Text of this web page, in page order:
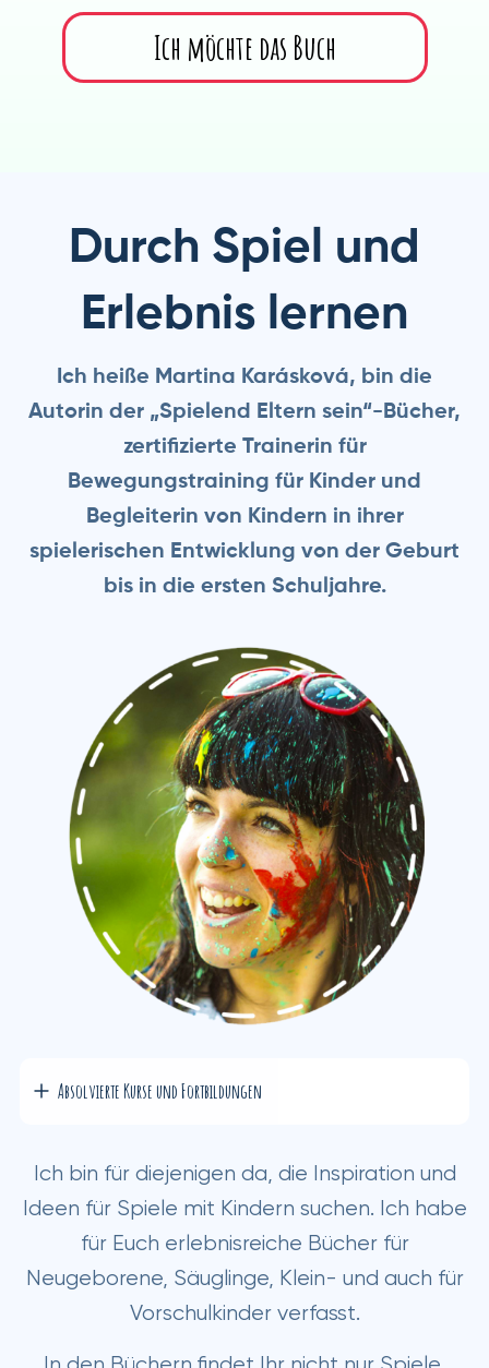
Ich möchte das Buch
Durch Spiel und
Erlebnis lernen
Ich heiße Martina Karásková, bin die
Autorin der „Spielend Eltern sein“-Bücher,
zertifizierte Trainerin für
Bewegungstraining für Kinder und
Begleiterin von Kindern in ihrer
spielerischen Entwicklung von der Geburt
bis in die ersten Schuljahre.
Absolvierte Kurse und Fortbildungen
Ich bin für diejenigen da, die Inspiration und
Ideen für Spiele mit Kindern suchen. Ich habe
für Euch erlebnisreiche Bücher für
Neugeborene, Säuglinge, Klein- und auch für
Vorschulkinder verfasst.